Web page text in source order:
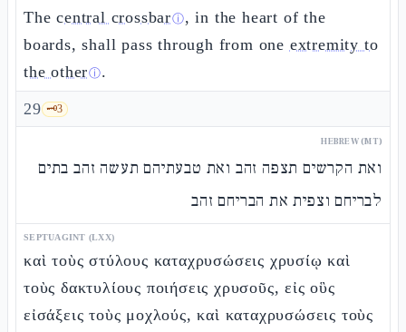
Thecentral crossbarⓘ, in the heart of the
boards, shall pass through from one extremity to
the otherⓘ.
29 🗝️3
HEBREW (MT)
ואת הקרשים תצפה זהב ואת טבעתיהם תעשה זהב בתים
לבריחם וצפית את הבריחם זהב
SEPTUAGINT (LXX)
καὶ τοὺς στύλους καταχρυσώσεις χρυσίῳ καὶ
τοὺς δακτυλίους ποιήσεις χρυσοῦς, εἰς οὓς
εἰσάξεις τοὺς μοχλούς, καὶ καταχρυσώσεις τοὺς